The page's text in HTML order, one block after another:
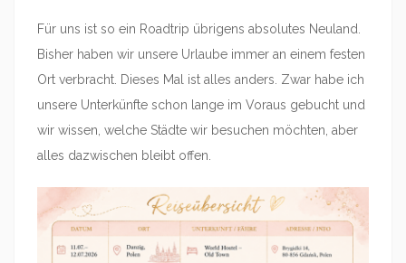
Für uns ist so ein Roadtrip übrigens absolutes Neuland.
Bisher haben wir unsere Urlaube immer an einem festen
Ort verbracht. Dieses Mal ist alles anders. Zwar habe ich
unsere Unterkünfte schon lange im Voraus gebucht und
wir wissen, welche Städte wir besuchen möchten, aber
alles dazwischen bleibt offen.